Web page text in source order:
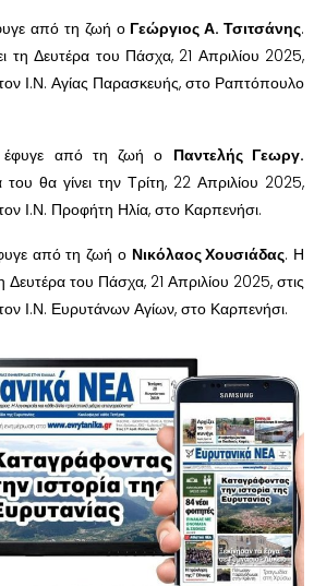
από τη ζωή ο Γεώργιος Α. Τσιτσάνης.
τη Δευτέρα του Πάσχα, 21 Απριλίου 2025,
Ι.Ν. Αγίας Παρασκευής, στο Ραπτόπουλο
έφυγε από τη ζωή ο Παντελής Γεωργ.
του θα γίνει την Τρίτη, 22 Απριλίου 2025,
Ι.Ν. Προφήτη Ηλία, στο Καρπενήσι.
από τη ζωή ο Νικόλαος Χουσιάδας. Η
Δευτέρα του Πάσχα, 21 Απριλίου 2025, στις
Ι.Ν. Ευρυτάνων Αγίων, στο Καρπενήσι.